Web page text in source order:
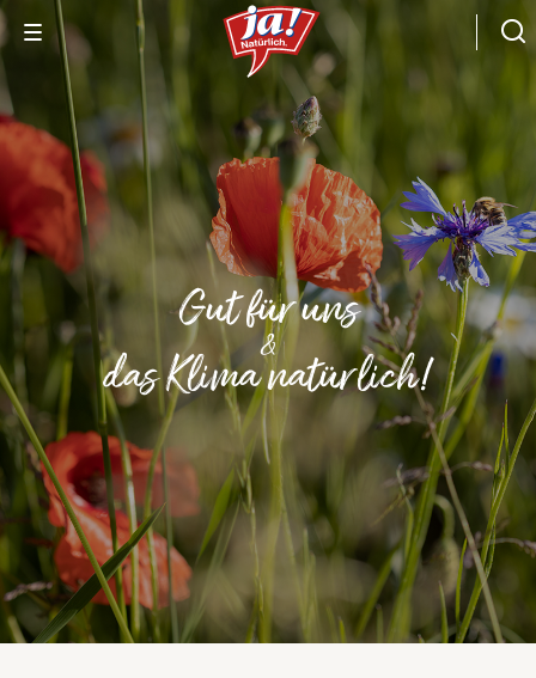
Gut für uns
&
das Klima natürlich!